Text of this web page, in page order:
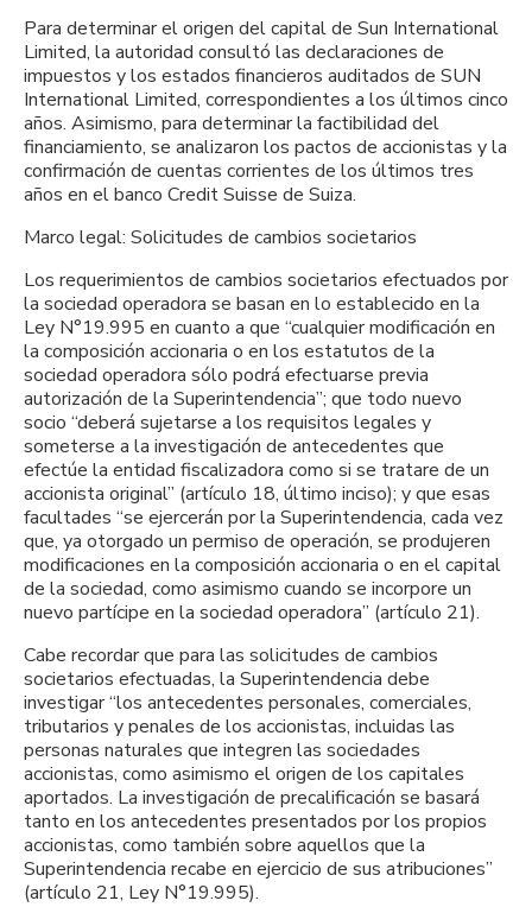
Para determinar el origen del capital de Sun International
Limited, la autoridad consultó las declaraciones de
impuestos y los estados financieros auditados de SUN
International Limited, correspondientes a los últimos cinco
años. Asimismo, para determinar la factibilidad del
financiamiento, se analizaron los pactos de accionistas y la
confirmación de cuentas corrientes de los últimos tres
años en el banco Credit Suisse de Suiza.
Marco legal: Solicitudes de cambios societarios
Los requerimientos de cambios societarios efectuados por
la sociedad operadora se basan en lo establecido en la
Ley N°19.995 en cuanto a que “cualquier modificación en
la composición accionaria o en los estatutos de la
sociedad operadora sólo podrá efectuarse previa
autorización de la Superintendencia”; que todo nuevo
socio “deberá sujetarse a los requisitos legales y
someterse a la investigación de antecedentes que
efectúe la entidad fiscalizadora como si se tratare de un
accionista original” (artículo 18, último inciso); y que esas
facultades “se ejercerán por la Superintendencia, cada vez
que, ya otorgado un permiso de operación, se produjeren
modificaciones en la composición accionaria o en el capital
de la sociedad, como asimismo cuando se incorpore un
nuevo partícipe en la sociedad operadora” (artículo 21).
Cabe recordar que para las solicitudes de cambios
societarios efectuadas, la Superintendencia debe
investigar “los antecedentes personales, comerciales,
tributarios y penales de los accionistas, incluidas las
personas naturales que integren las sociedades
accionistas, como asimismo el origen de los capitales
aportados. La investigación de precalificación se basará
tanto en los antecedentes presentados por los propios
accionistas, como también sobre aquellos que la
Superintendencia recabe en ejercicio de sus atribuciones”
(artículo 21, Ley N°19.995).